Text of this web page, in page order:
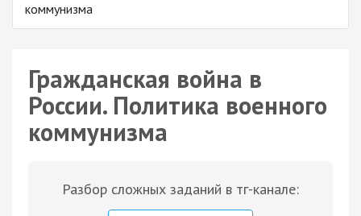
коммунизма
Гражданская война в
России. Политика военного
коммунизма
Разбор сложных заданий в тг-канале: